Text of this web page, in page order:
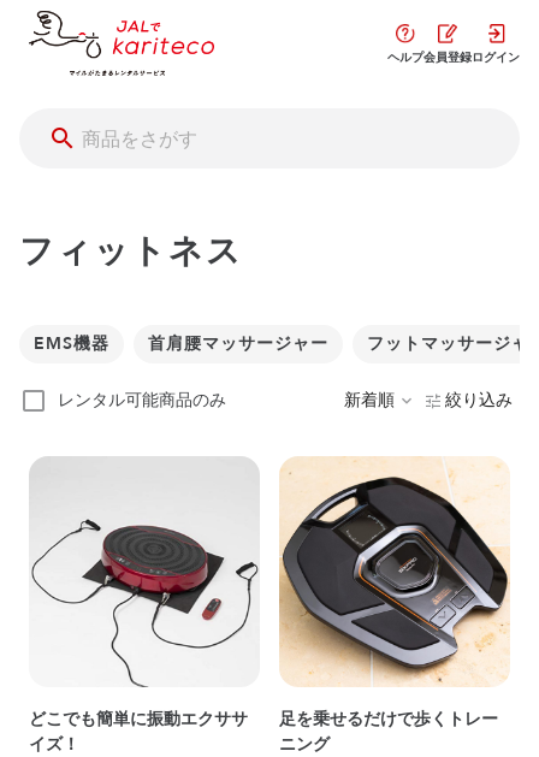
ヘルプ会員登録ログイン
フィットネス
EMS機器 首肩腰マッサージャー フットマッサージャ
レンタル可能商品のみ 新着順 絞り込み
どこでも簡単に振動エクササ
イズ！
足を乗せるだけで歩くトレー
ニング